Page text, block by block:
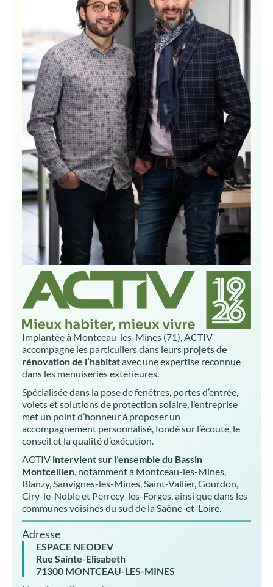
Implantée à Montceau-les-Mines (71), ACTIV
accompagne les particuliers dans leurs projets de
rénovation de l’habitatavec une expertise reconnue
dans les menuiseries extérieures.
Spécialisée dans la pose de fenêtres, portes d’entrée,
volets et solutions de protection solaire, l’entreprise
met un point d’honneur à proposer un
accompagnement personnalisé, fondé sur l’écoute, le
conseil et la qualité d’exécution.
ACTIV intervient sur l’ensemble du Bassin
Montcellien, notamment à Montceau-les-Mines,
Blanzy, Sanvignes-les-Mines, Saint-Vallier, Gourdon,
Ciry-le-Noble et Perrecy-les-Forges, ainsi que dans les
communes voisines du sud de la Saône-et-Loire.
Adresse
ESPACE NEODEV
Rue Sainte-Elisabeth
71300 MONTCEAU-LES-MINES